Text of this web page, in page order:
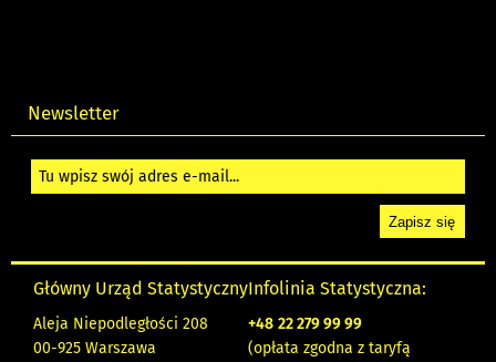
Newsletter
Główny Urząd Statystyczny
Aleja Niepodległości 208
00-925 Warszawa
Infolinia Statystyczna:
+48 22 279 99 99
(opłata zgodna z taryfą